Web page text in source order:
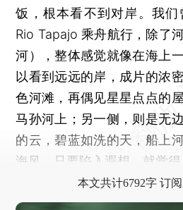
饭，根本看不到对岸。我
Rio Tapajo 乘舟航行，除了
河），整体感觉就像在海上
以看到远远的岸，成片的浓
色河滩，再偶见星星点点的
马孙河上；另一侧，则是无
的云，碧蓝如洗的天，船上
海风。只要陷入遐想，就觉得
本文共计6792字 订